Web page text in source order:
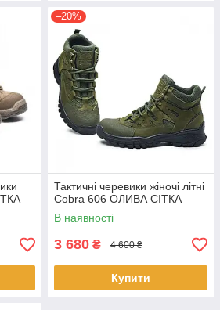
–20%
Тактичні черевики жіночі літні
Cobra 606 ОЛИВА СІТКА
В наявності
3 680 ₴ 4 600 ₴
Купити